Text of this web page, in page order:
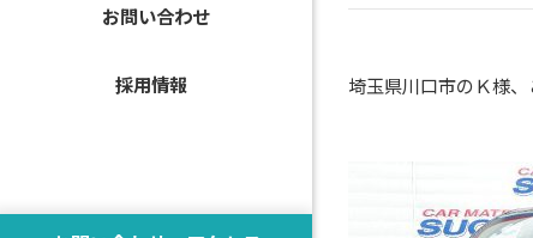
お問い合わせ
採用情報 埼玉県川口市のＫ様